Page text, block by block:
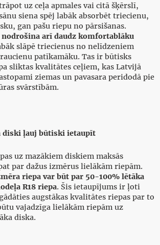
uz ceļa apmales vai citā šķērslī,
siena spēj labāk absorbēt triecienu,
gan pašu riepu no pārsišanas.
nodrošina arī daudz komfortablāku
slāpē triecienus no nelīdzeniem
patīkamāku. Tas ir būtisks
sliktas kvalitātes ceļiem, kas Latvijā
ziemas un pavasara peridodā pie
svārstībām.
diski ļauj būtiski ietaupīt
uz mazākiem diskiem maksās
par dažus izmērus lielākām riepām.
riepa var būt par 50-100% lētāka
R18 riepa. Šis ietaupījums ir ļoti
augstākas kvalitātes riepas par to
vajadzīga lielākām riepām uz
diska.